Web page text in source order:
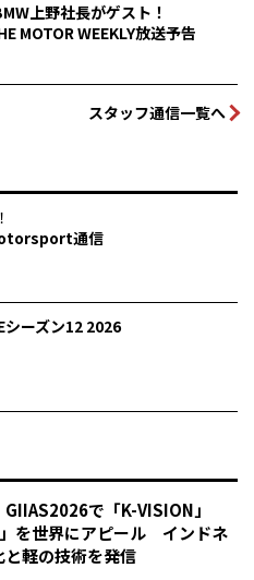
上野社長がゲスト！
MOTOR WEEKLY放送予告
スタッフ通信一覧へ
通信
シーズン12 2026
GIIAS2026で「K-VISION」
」を世界にアピール インドネ
と軽の技術を発信